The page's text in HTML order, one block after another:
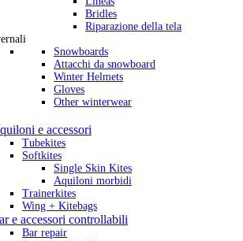
Bridles
Riparazione della tela
Snowboards
Attacchi da snowboard
Winter Helmets
Gloves
Other winterwear
e accessori
Tubekites
Softkites
Single Skin Kites
Aquiloni morbidi
Trainerkites
Wing + Kitebags
e accessori controllabili
Bar repair